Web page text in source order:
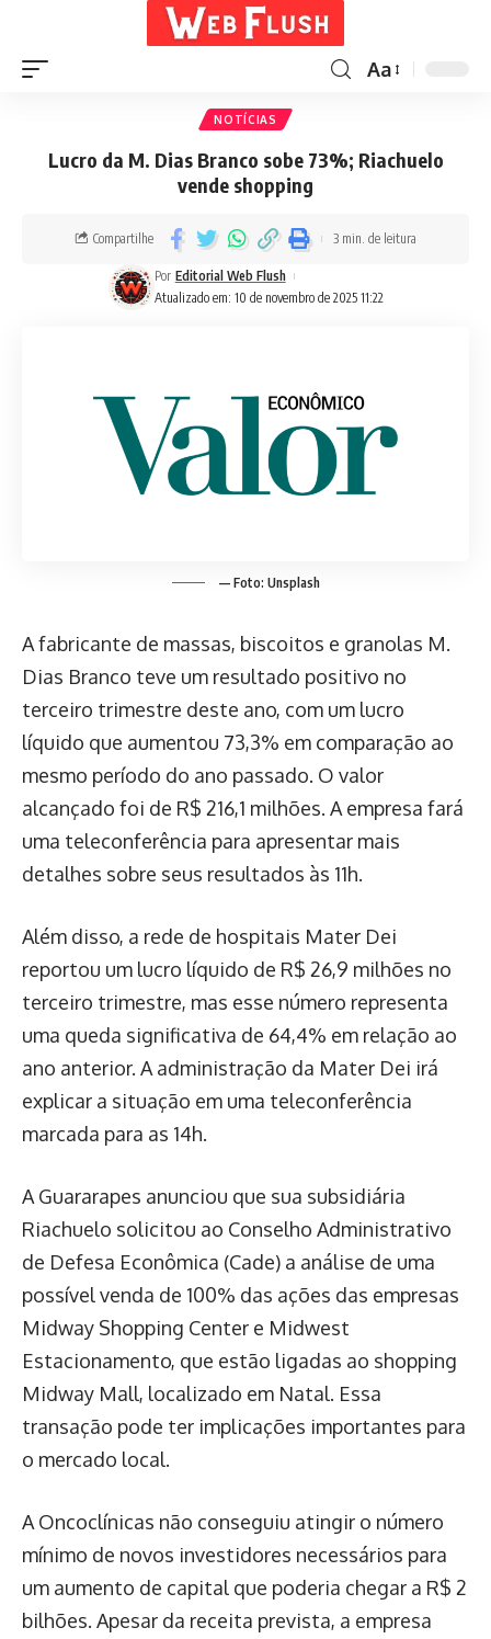
Aa
NOTÍCIAS
Lucro da M. Dias Branco sobe 73%; Riachuelo
vende shopping
Atualizado em: 10 de novembro de 2025 11:22
Por Editorial Web Flush
Compartilhe 3 min. de leitura
— Foto: Unsplash
A fabricante de massas, biscoitos e granolas M.
Dias Branco teve um resultado positivo no
terceiro trimestre deste ano, com um lucro
líquido que aumentou 73,3% em comparação ao
mesmo período do ano passado. O valor
alcançado foi de R$ 216,1 milhões. A empresa fará
uma teleconferência para apresentar mais
detalhes sobre seus resultados às 11h.
Além disso, a rede de hospitais Mater Dei
reportou um lucro líquido de R$ 26,9 milhões no
terceiro trimestre, mas esse número representa
uma queda significativa de 64,4% em relação ao
ano anterior. A administração da Mater Dei irá
explicar a situação em uma teleconferência
marcada para as 14h.
A Guararapes anunciou que sua subsidiária
Riachuelo solicitou ao Conselho Administrativo
de Defesa Econômica (Cade) a análise de uma
possível venda de 100% das ações das empresas
Midway Shopping Center e Midwest
Estacionamento, que estão ligadas ao shopping
Midway Mall, localizado em Natal. Essa
transação pode ter implicações importantes para
o mercado local.
A Oncoclínicas não conseguiu atingir o número
mínimo de novos investidores necessários para
um aumento de capital que poderia chegar a R$ 2
bilhões. Apesar da receita prevista, a empresa